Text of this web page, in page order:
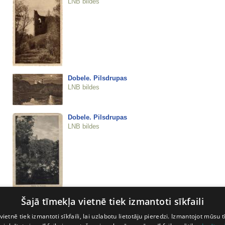
Dobele. Pilsdrupas
LNB bildes
Dobele. Pilsdrupas
LNB bildes
Dobele. Pilsdrupas.
Šajā tīmekļa vietnē tiek izmantoti sīkfaili
tiek izmantoti sīkfaili, lai uzlabotu lietotāju pieredzi. Izmantojot mūsu